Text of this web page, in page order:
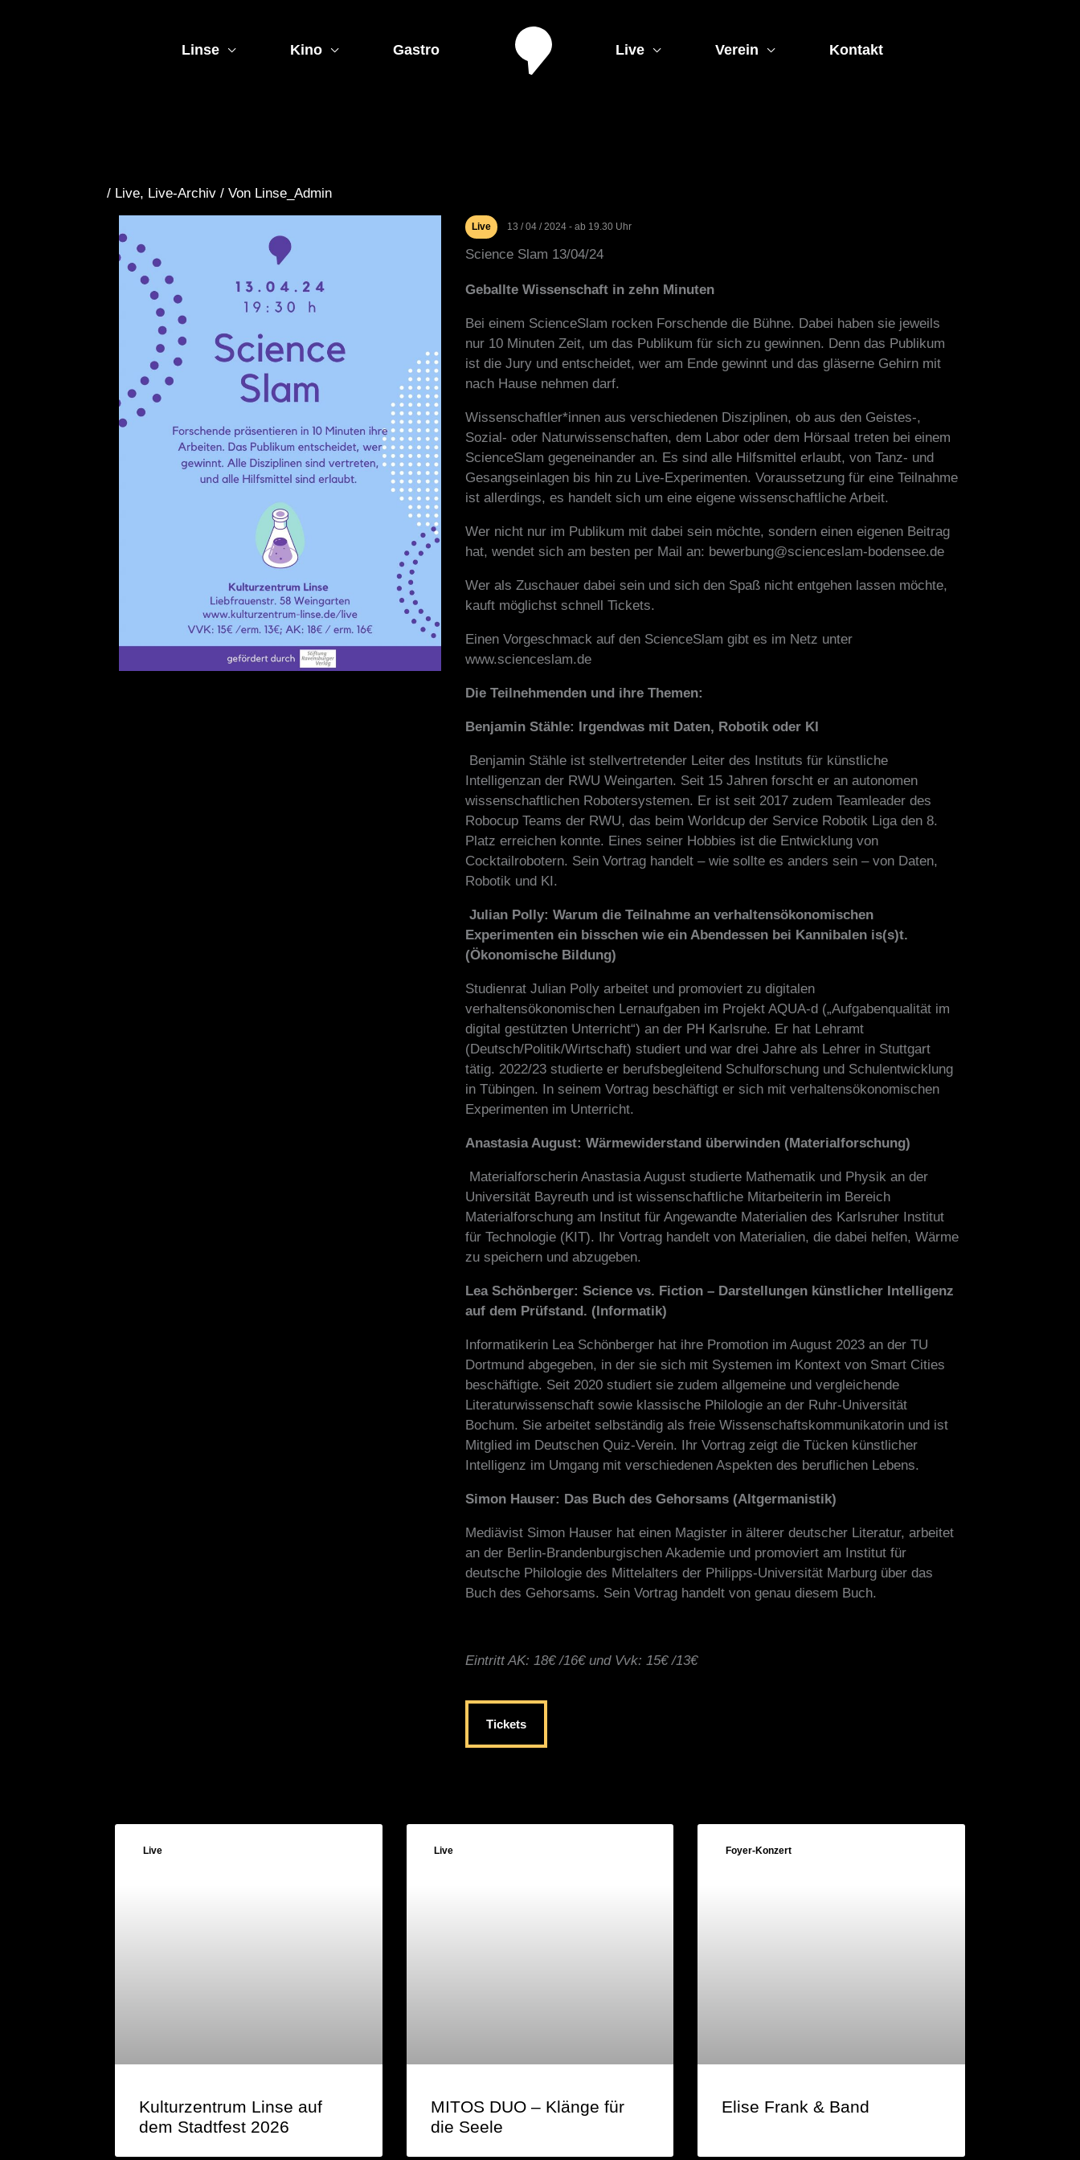
Linse Kino Gastro Live Verein Kontakt
/ Live, Live-Archiv / Von Linse_Admin
Live 13 / 04 / 2024 - ab 19.30 Uhr
Science Slam 13/04/24
Geballte Wissenschaft in zehn Minuten
Bei einem ScienceSlam rocken Forschende die Bühne. Dabei haben sie jeweils
nur 10 Minuten Zeit, um das Publikum für sich zu gewinnen. Denn das Publikum
ist die Jury und entscheidet, wer am Ende gewinnt und das gläserne Gehirn mit
nach Hause nehmen darf.
Wissenschaftler*innen aus verschiedenen Disziplinen, ob aus den Geistes-,
Sozial- oder Naturwissenschaften, dem Labor oder dem Hörsaal treten bei einem
ScienceSlam gegeneinander an. Es sind alle Hilfsmittel erlaubt, von Tanz- und
Gesangseinlagen bis hin zu Live-Experimenten. Voraussetzung für eine Teilnahme
ist allerdings, es handelt sich um eine eigene wissenschaftliche Arbeit.
Wer nicht nur im Publikum mit dabei sein möchte, sondern einen eigenen Beitrag
hat, wendet sich am besten per Mail an: bewerbung@scienceslam-bodensee.de
Wer als Zuschauer dabei sein und sich den Spaß nicht entgehen lassen möchte,
kauft möglichst schnell Tickets.
Einen Vorgeschmack auf den ScienceSlam gibt es im Netz unter
www.scienceslam.de
Die Teilnehmenden und ihre Themen:
Benjamin Stähle: Irgendwas mit Daten, Robotik oder KI
Benjamin Stähle ist stellvertretender Leiter des Instituts für künstliche
Intelligenzan der RWU Weingarten. Seit 15 Jahren forscht er an autonomen
wissenschaftlichen Robotersystemen. Er ist seit 2017 zudem Teamleader des
Robocup Teams der RWU, das beim Worldcup der Service Robotik Liga den 8.
Platz erreichen konnte. Eines seiner Hobbies ist die Entwicklung von
Cocktailrobotern. Sein Vortrag handelt – wie sollte es anders sein – von Daten,
Robotik und KI.
Julian Polly: Warum die Teilnahme an verhaltensökonomischen
Experimenten ein bisschen wie ein Abendessen bei Kannibalen is(s)t.
(Ökonomische Bildung)
Studienrat Julian Polly arbeitet und promoviert zu digitalen
verhaltensökonomischen Lernaufgaben im Projekt AQUA-d („Aufgabenqualität im
digital gestützten Unterricht“) an der PH Karlsruhe. Er hat Lehramt
(Deutsch/Politik/Wirtschaft) studiert und war drei Jahre als Lehrer in Stuttgart
tätig. 2022/23 studierte er berufsbegleitend Schulforschung und Schulentwicklung
in Tübingen. In seinem Vortrag beschäftigt er sich mit verhaltensökonomischen
Experimenten im Unterricht.
Anastasia August: Wärmewiderstand überwinden (Materialforschung)
Materialforscherin Anastasia August studierte Mathematik und Physik an der
Universität Bayreuth und ist wissenschaftliche Mitarbeiterin im Bereich
Materialforschung am Institut für Angewandte Materialien des Karlsruher Institut
für Technologie (KIT). Ihr Vortrag handelt von Materialien, die dabei helfen, Wärme
zu speichern und abzugeben.
Lea Schönberger: Science vs. Fiction – Darstellungen künstlicher Intelligenz
auf dem Prüfstand. (Informatik)
Informatikerin Lea Schönberger hat ihre Promotion im August 2023 an der TU
Dortmund abgegeben, in der sie sich mit Systemen im Kontext von Smart Cities
beschäftigte. Seit 2020 studiert sie zudem allgemeine und vergleichende
Literaturwissenschaft sowie klassische Philologie an der Ruhr-Universität
Bochum. Sie arbeitet selbständig als freie Wissenschaftskommunikatorin und ist
Mitglied im Deutschen Quiz-Verein. Ihr Vortrag zeigt die Tücken künstlicher
Intelligenz im Umgang mit verschiedenen Aspekten des beruflichen Lebens.
Simon Hauser: Das Buch des Gehorsams (Altgermanistik)
Mediävist Simon Hauser hat einen Magister in älterer deutscher Literatur, arbeitet
an der Berlin-Brandenburgischen Akademie und promoviert am Institut für
deutsche Philologie des Mittelalters der Philipps-Universität Marburg über das
Buch des Gehorsams. Sein Vortrag handelt von genau diesem Buch.
Eintritt AK: 18€ /16€ und Vvk: 15€ /13€
Tickets
Live
Kulturzentrum Linse auf
dem Stadtfest 2026
Live
MITOS DUO – Klänge für
die Seele
Foyer-Konzert
Elise Frank & Band